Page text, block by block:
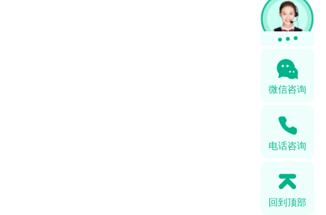
微信咨询
电话咨询
回到顶部